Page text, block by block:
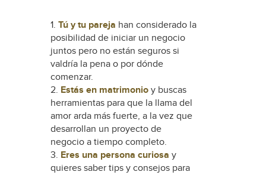
1.Tú y tu pareja han considerado la
posibilidad de iniciar un negocio
juntos pero no están seguros si
valdría la pena o por dónde
comenzar.
2. Estás en matrimonio y buscas
herramientas para que la llama del
amor arda más fuerte, a la vez que
desarrollan un proyecto de
negocio a tiempo completo.
3. Eres una persona curiosa y
quieres saber tips y consejos para